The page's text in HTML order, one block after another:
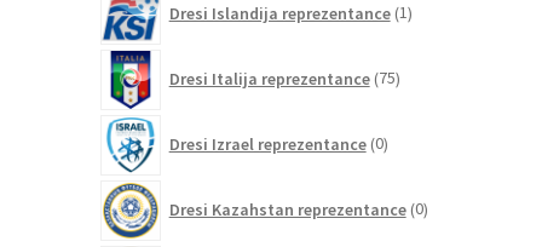
Dresi Islandija reprezentance 1izdelek
Dresi Italija reprezentance 75izdelkov
Dresi Izrael reprezentance 0izdelkov
Dresi Kazahstan reprezentance 0izdelkov